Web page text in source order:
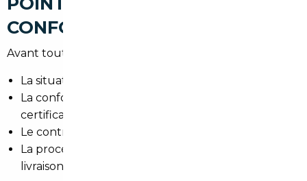
CONFORMITÉ, CARTE GRISE)
Avant toute importation, vérifiez :
La situation fiscale du véhicule (TVA payée ou non)
La conformité aux normes françaises et au
certificat de conformité
Le contrôle technique et l'absence de gage
La procédure d'immatriculation et les délais de
livraison